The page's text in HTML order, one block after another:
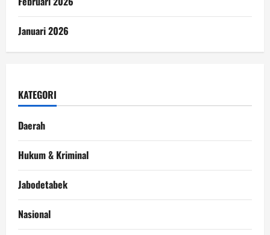
Januari 2026
KATEGORI
Daerah
Hukum & Kriminal
Jabodetabek
Nasional